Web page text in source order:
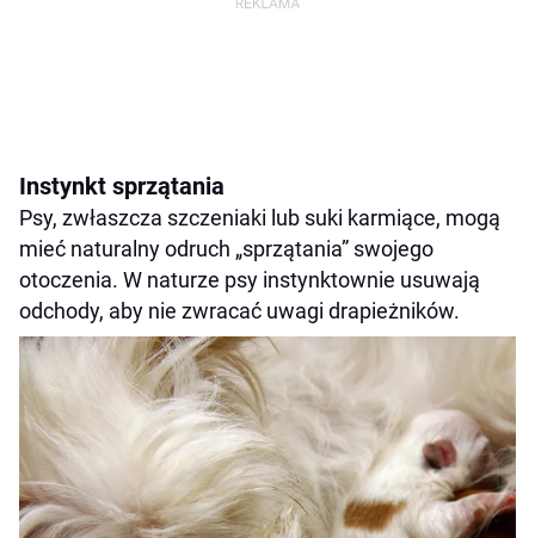
Instynkt sprzątania
Psy, zwłaszcza szczeniaki lub suki karmiące, mogą
mieć naturalny odruch „sprzątania” swojego
otoczenia. W naturze psy instynktownie usuwają
odchody, aby nie zwracać uwagi drapieżników.